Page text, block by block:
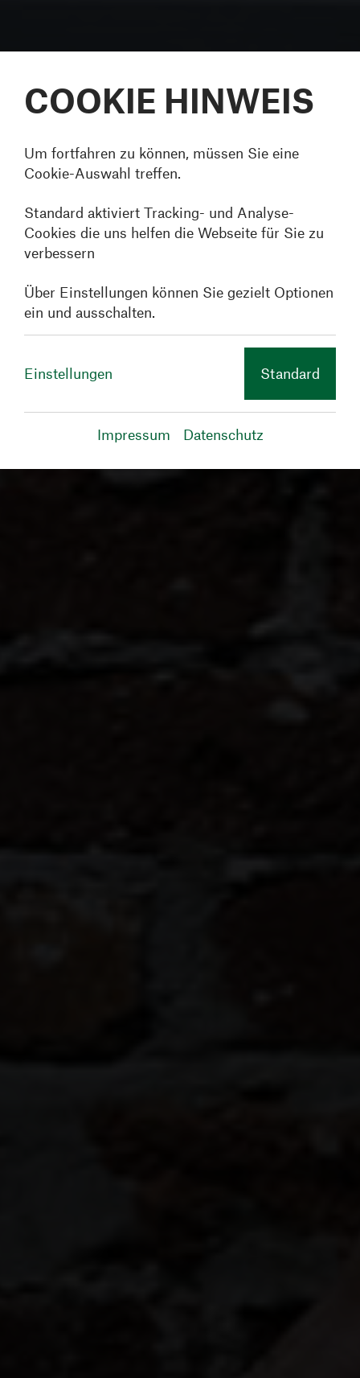
COOKIE HINWEIS
Um fortfahren zu können, müssen Sie eine
Cookie-Auswahl treffen.
Standard aktiviert Tracking- und Analyse-
Cookies die uns helfen die Webseite für Sie zu
verbessern
Über Einstellungen können Sie gezielt Optionen
ein und ausschalten.
Einstellungen Standard
Impressum Datenschutz